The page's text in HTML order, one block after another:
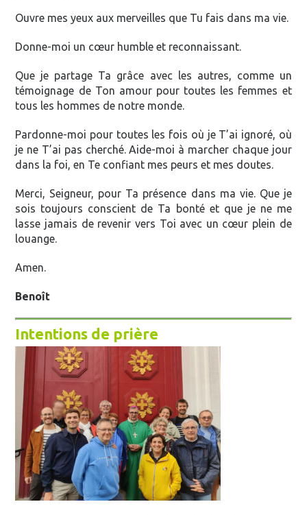
Ouvre mes yeux aux merveilles que Tu fais dans ma vie.
Donne-moi un cœur humble et reconnaissant.
Que je partage Ta grâce avec les autres, comme un
témoignage de Ton amour pour toutes les femmes et
tous les hommes de notre monde.
Pardonne-moi pour toutes les fois où je T’ai ignoré, où
je ne T’ai pas cherché. Aide-moi à marcher chaque jour
dans la foi, en Te confiant mes peurs et mes doutes.
Merci, Seigneur, pour Ta présence dans ma vie. Que je
sois toujours conscient de Ta bonté et que je ne me
lasse jamais de revenir vers Toi avec un cœur plein de
louange.
Amen.
Benoît
Intentions de prière